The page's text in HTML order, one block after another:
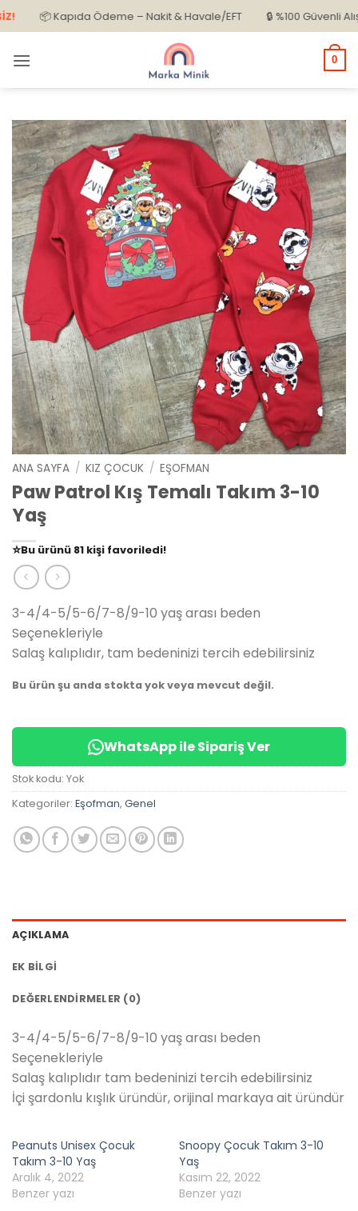
İçeriğe
atla
📦 Kapıda Ödeme – Nakit & Havale/EFT 🔒 %100 Güvenli Alışveriş
0
ANA SAYFA / KIZ ÇOCUK / EŞOFMAN
Paw Patrol Kış Temalı Takım 3-10
Yaş
⭐️Bu ürünü 81 kişi favoriledi!
🛒39 kişisepetine ekledi!
✅ Bugün 14 adet
3-4/4-5/5-6/7-8/9-10 yaş arası beden
Seçenekleriyle
Salaş kalıplıdır, tam bedeninizi tercih edebilirsiniz
Bu ürün şu anda stokta yok veya mevcut değil.
WhatsApp ile Sipariş Ver
Stok kodu: Yok
Kategoriler: Eşofman, Genel
AÇIKLAMA
EK BILGI
DEĞERLENDIRMELER (0)
3-4/4-5/5-6/7-8/9-10 yaş arası beden
Seçenekleriyle
Salaş kalıplıdır tam bedeninizi tercih edebilirsiniz
İçi şardonlu kışlık üründür, orijinal markaya ait üründür
Peanuts Unisex Çocuk
Takım 3-10 Yaş
Aralık 4, 2022
Benzer yazı
Snoopy Çocuk Takım 3-10
Yaş
Kasım 22, 2022
Benzer yazı